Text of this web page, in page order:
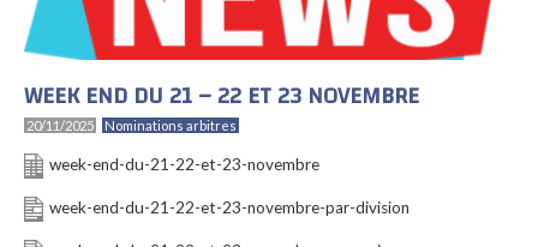
WEEK END DU 21 – 22 ET 23 NOVEMBRE
20/11/2025 Nominations arbitres
week-end-du-21-22-et-23-novembre
week-end-du-21-22-et-23-novembre-par-division